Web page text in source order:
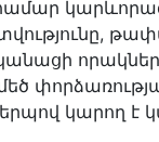
կարող է